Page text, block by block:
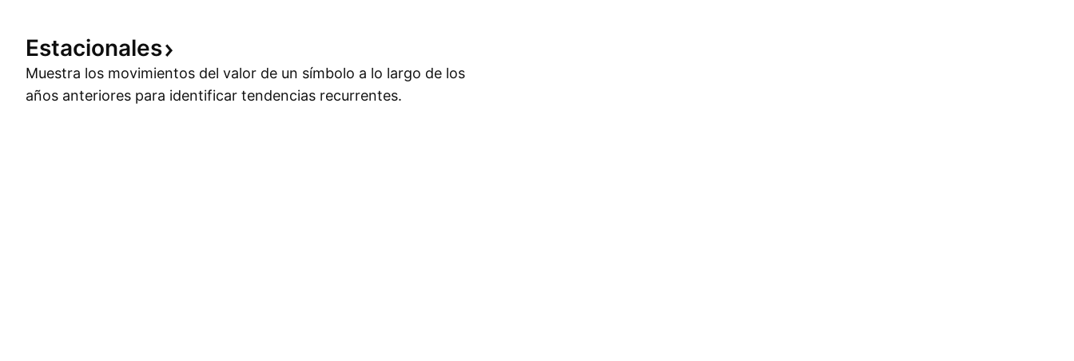
Estacionales
Muestra los movimientos del valor de un símbolo a lo largo de los
años anteriores para identificar tendencias recurrentes.